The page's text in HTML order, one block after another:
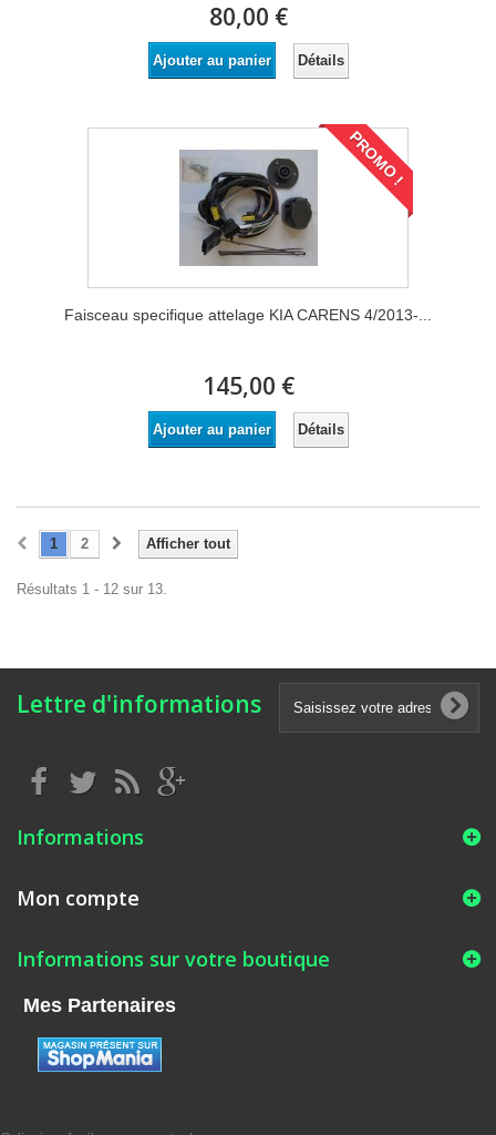
80,00 €
Ajouter au panier Détails
PROMO !
Faisceau specifique attelage KIA CARENS 4/2013-...
145,00 €
Ajouter au panier Détails
Afficher tout
1 2
Résultats 1 - 12 sur 13.
Lettre d'informations
Informations
Mon compte
Informations sur votre boutique
Mes Partenaires